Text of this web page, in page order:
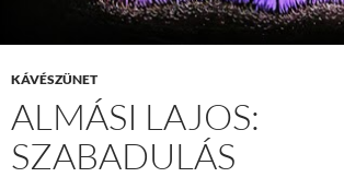
KÁVÉSZÜNET
ALMÁSI LAJOS:
SZABADULÁS